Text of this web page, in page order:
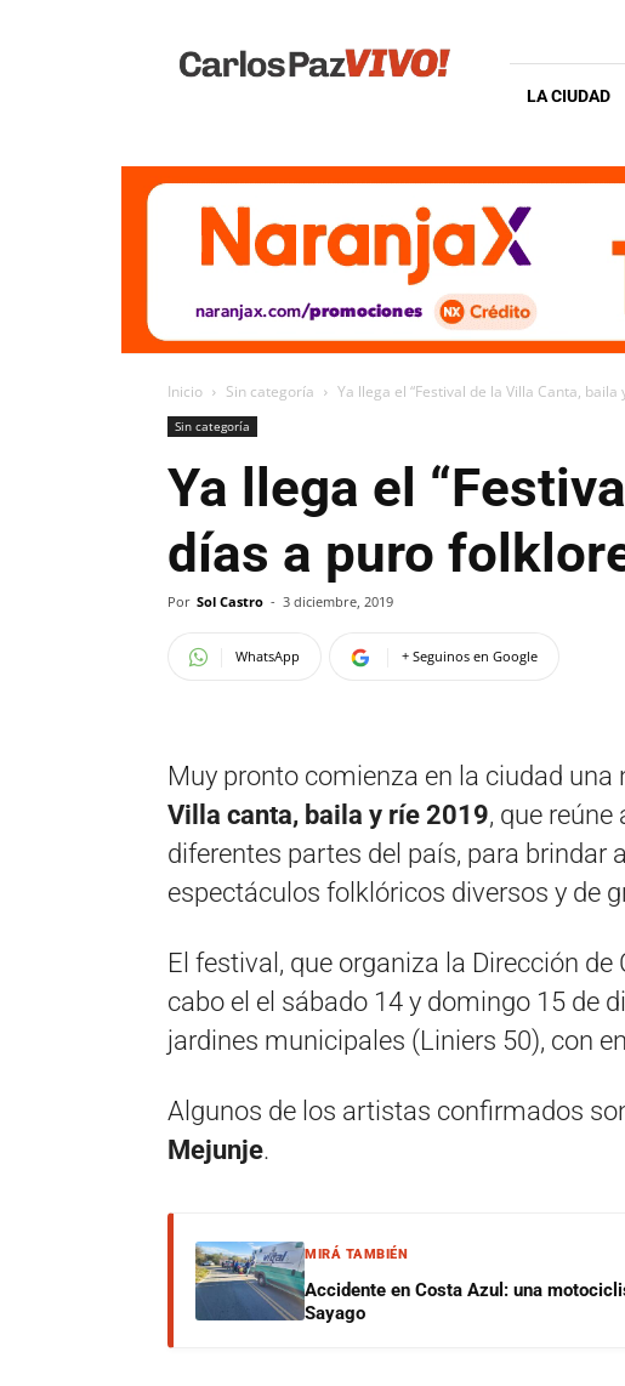
Vivo
LA CIUDAD
Inicio Sin categoría Ya llega el “Festival de la Villa Canta, baila
Sin categoría
Ya llega el
días a puro
Por Sol Castro - 3 diciembre, 2019
WhatsApp + Seguinos en Google
Muy pronto comienza en la ciudad una
Villa canta, baila y ríe 2019, que
diferentes partes del país, para brindar
espectáculos folklóricos diversos y de
El festival, que organiza la Dirección
cabo el el sábado 14 y domingo 15 de
jardines municipales (Liniers 50), con
Algunos de los artistas confirmados
Mejunje.
MIRÁ TAMBIÉN
Accidente en Costa Azul: una
Sayago